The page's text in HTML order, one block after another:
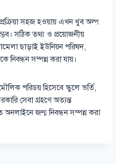
সহজ হওয়ায় এখন খুব অল্প
সঠিক তথ্য ও প্রয়োজনীয়
ছাড়াই ইউনিয়ন পরিষদ,
নিবন্ধন সম্পন্ন করা যায়।
পরিচয় হিসেবে স্কুলে ভর্তি,
সেবা গ্রহণে অত্যন্ত
অনলাইনে জন্ম নিবন্ধন সম্পন্ন করা